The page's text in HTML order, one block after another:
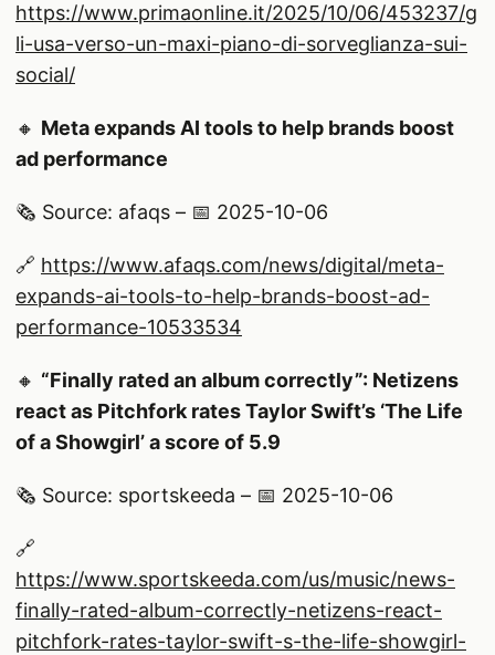
https://www.primaonline.it/2025/10/06/453237/g
li-usa-verso-un-maxi-piano-di-sorveglianza-sui-
social/
🔸 Meta expands AI tools to help brands boost
ad performance
🗞️ Source: afaqs – 📅 2025-10-06
🔗 https://www.afaqs.com/news/digital/meta-
expands-ai-tools-to-help-brands-boost-ad-
performance-10533534
🔸 “Finally rated an album correctly”: Netizens
react as Pitchfork rates Taylor Swift’s ‘The Life
of a Showgirl’ a score of 5.9
🗞️ Source: sportskeeda – 📅 2025-10-06
🔗
https://www.sportskeeda.com/us/music/news-
finally-rated-album-correctly-netizens-react-
pitchfork-rates-taylor-swift-s-the-life-showgirl-